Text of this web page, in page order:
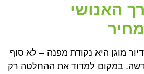
האנושי
מוגן היא נקודת מפנה – לא סוף
במקום למדוד את ההחלטה רק